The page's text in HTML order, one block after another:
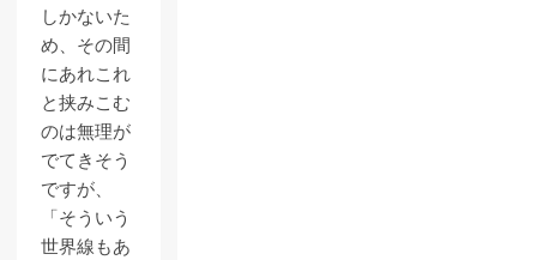
しかないた
め、その間
にあれこれ
と挟みこむ
のは無理が
でてきそう
ですが、
「そういう
世界線もあ